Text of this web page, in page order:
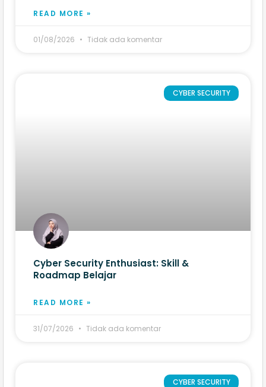
READ MORE »
01/08/2026 Tidak ada komentar
CYBER SECURITY
Cyber Security Enthusiast: Skill &
Roadmap Belajar
READ MORE »
31/07/2026 Tidak ada komentar
CYBER SECURITY